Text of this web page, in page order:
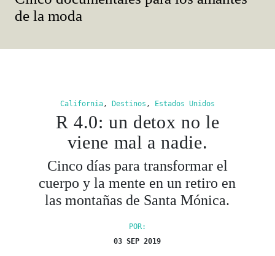
viene mal a nadie.
Cinco días para transformar el
cuerpo y la mente en un retiro en
las montañas de Santa Mónica.
03 SEP 2019